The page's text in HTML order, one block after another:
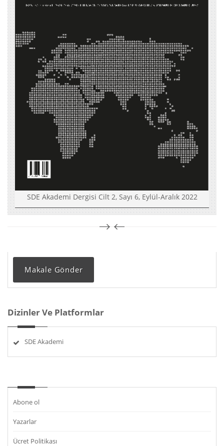
SDE Akademi Dergisi Cilt 2, Sayı 6, Eylül-Aralık 2022
Makale Gönder
Dizinler Ve Platformlar
SDE Akademi
Abone ol
Yazarlar
Ücret Politikası